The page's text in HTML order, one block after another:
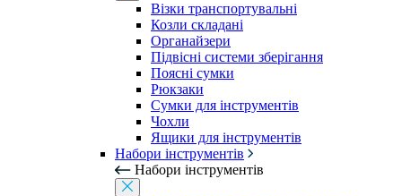
Візки транспортувальні
Козли складані
Органайзери
Підвісні системи зберігання
Поясні сумки
Рюкзаки
Сумки для інструментів
Чохли
Ящики для інструментів
Набори інструментів
Набори інструментів